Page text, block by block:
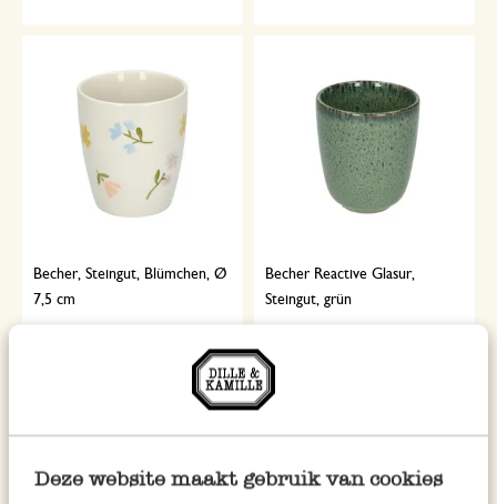
Deze website maakt gebruik van cookies
Becher, Steingut, Blümchen, Ø
7,5 cm
inkl. MwSt zzgl. Versandkosten
Becher Reactive Glasur,
Steingut, grün